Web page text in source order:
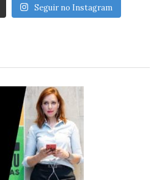
Seguir no Instagram